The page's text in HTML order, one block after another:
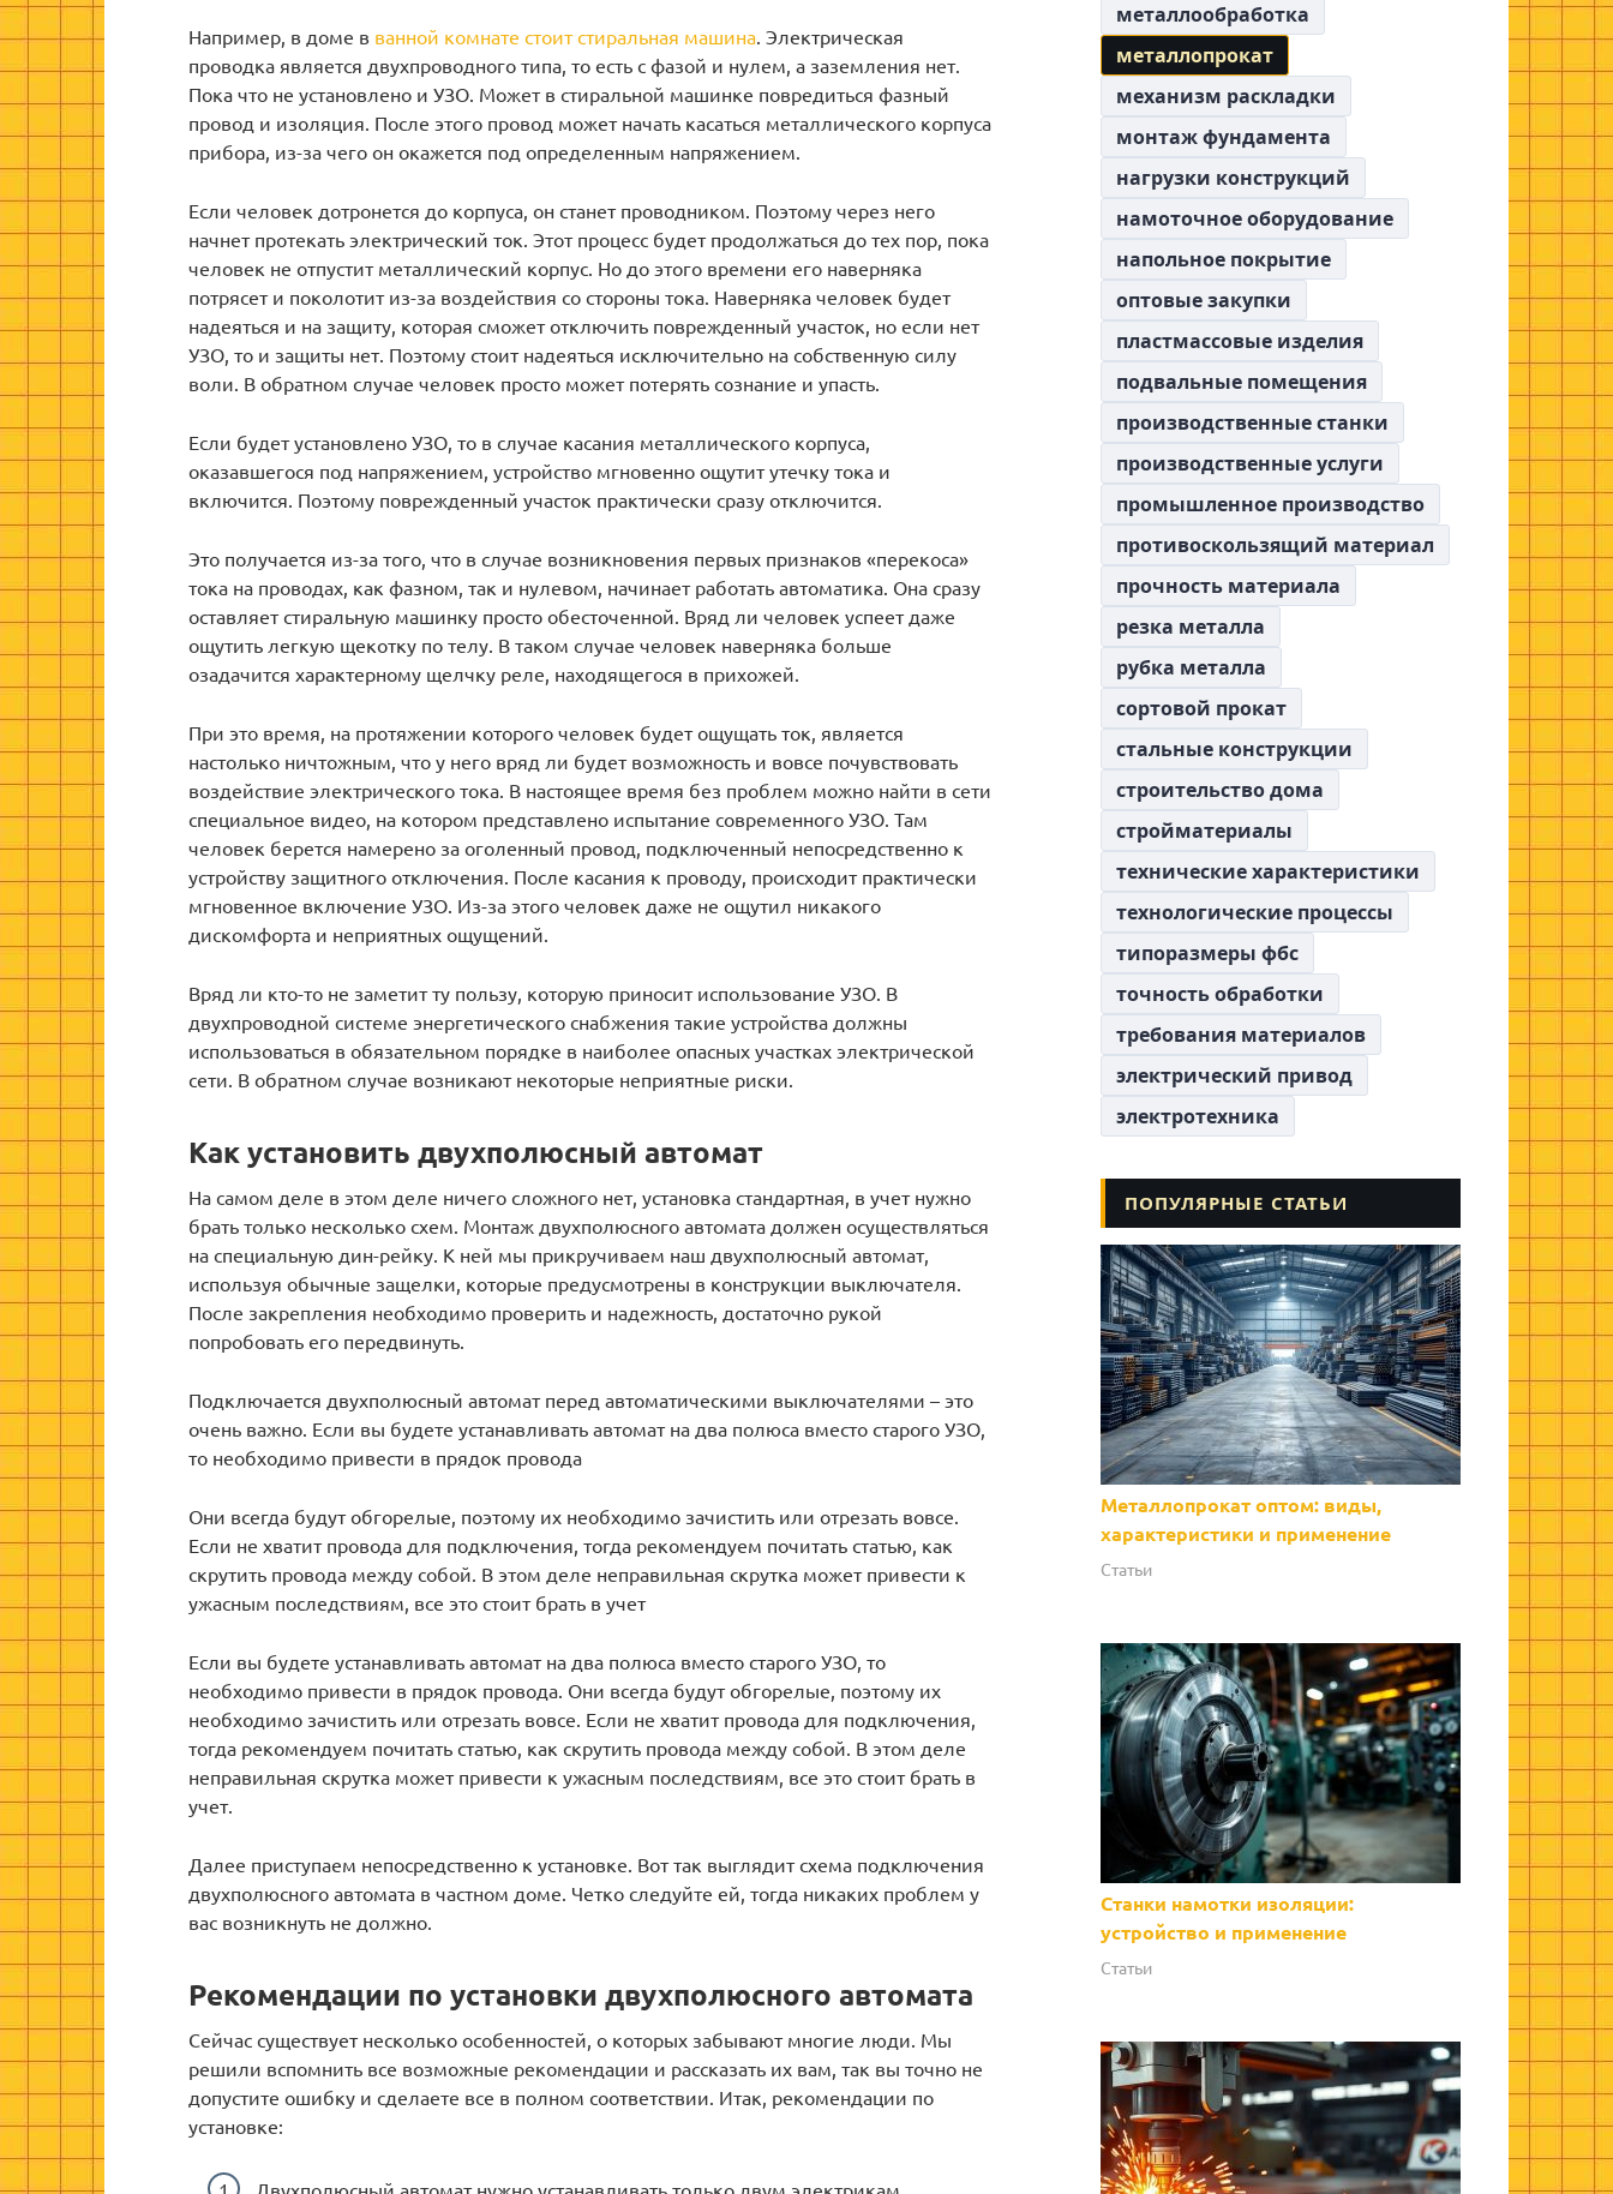
Например, в доме в ванной комнате стоит стиральная машина. Электрическая
проводка является двухпроводного типа, то есть с фазой и нулем, а заземления нет.
Пока что не установлено и УЗО. Может в стиральной машинке повредиться фазный
провод и изоляция. После этого провод может начать касаться металлического корпуса
прибора, из-за чего он окажется под определенным напряжением.
Если человек дотронется до корпуса, он станет проводником. Поэтому через него
начнет протекать электрический ток. Этот процесс будет продолжаться до тех пор, пока
человек не отпустит металлический корпус. Но до этого времени его наверняка
потрясет и поколотит из-за воздействия со стороны тока. Наверняка человек будет
надеяться и на защиту, которая сможет отключить поврежденный участок, но если нет
УЗО, то и защиты нет. Поэтому стоит надеяться исключительно на собственную силу
воли. В обратном случае человек просто может потерять сознание и упасть.
Если будет установлено УЗО, то в случае касания металлического корпуса,
оказавшегося под напряжением, устройство мгновенно ощутит утечку тока и
включится. Поэтому поврежденный участок практически сразу отключится.
Это получается из-за того, что в случае возникновения первых признаков «перекоса»
тока на проводах, как фазном, так и нулевом, начинает работать автоматика. Она сразу
оставляет стиральную машинку просто обесточенной. Вряд ли человек успеет даже
ощутить легкую щекотку по телу. В таком случае человек наверняка больше
озадачится характерному щелчку реле, находящегося в прихожей.
При это время, на протяжении которого человек будет ощущать ток, является
настолько ничтожным, что у него вряд ли будет возможность и вовсе почувствовать
воздействие электрического тока. В настоящее время без проблем можно найти в сети
специальное видео, на котором представлено испытание современного УЗО. Там
человек берется намерено за оголенный провод, подключенный непосредственно к
устройству защитного отключения. После касания к проводу, происходит практически
мгновенное включение УЗО. Из-за этого человек даже не ощутил никакого
дискомфорта и неприятных ощущений.
Вряд ли кто-то не заметит ту пользу, которую приносит использование УЗО. В
двухпроводной системе энергетического снабжения такие устройства должны
использоваться в обязательном порядке в наиболее опасных участках электрической
сети. В обратном случае возникают некоторые неприятные риски.
Как установить двухполюсный автомат
На самом деле в этом деле ничего сложного нет, установка стандартная, в учет нужно
брать только несколько схем. Монтаж двухполюсного автомата должен осуществляться
на специальную дин-рейку. К ней мы прикручиваем наш двухполюсный автомат,
используя обычные защелки, которые предусмотрены в конструкции выключателя.
После закрепления необходимо проверить и надежность, достаточно рукой
попробовать его передвинуть.
Подключается двухполюсный автомат перед автоматическими выключателями – это
очень важно. Если вы будете устанавливать автомат на два полюса вместо старого УЗО,
то необходимо привести в прядок провода
Они всегда будут обгорелые, поэтому их необходимо зачистить или отрезать вовсе.
Если не хватит провода для подключения, тогда рекомендуем почитать статью, как
скрутить провода между собой. В этом деле неправильная скрутка может привести к
ужасным последствиям, все это стоит брать в учет
Если вы будете устанавливать автомат на два полюса вместо старого УЗО, то
необходимо привести в прядок провода. Они всегда будут обгорелые, поэтому их
необходимо зачистить или отрезать вовсе. Если не хватит провода для подключения,
тогда рекомендуем почитать статью, как скрутить провода между собой. В этом деле
неправильная скрутка может привести к ужасным последствиям, все это стоит брать в
учет.
Далее приступаем непосредственно к установке. Вот так выглядит схема подключения
двухполюсного автомата в частном доме. Четко следуйте ей, тогда никаких проблем у
вас возникнуть не должно.
Рекомендации по установки двухполюсного автомата
Сейчас существует несколько особенностей, о которых забывают многие люди. Мы
решили вспомнить все возможные рекомендации и рассказать их вам, так вы точно не
допустите ошибку и сделаете все в полном соответствии. Итак, рекомендации по
установке:
металлообработка
металлопрокат
механизм раскладки
монтаж фундамента
нагрузки конструкций
намоточное оборудование
напольное покрытие
оптовые закупки
пластмассовые изделия
подвальные помещения
производственные станки
производственные услуги
промышленное производство
противоскользящий материал
прочность материала
резка металла
рубка металла
сортовой прокат
стальные конструкции
строительство дома
стройматериалы
технические характеристики
технологические процессы
типоразмеры фбс
точность обработки
требования материалов
электрический привод
электротехника
ПОПУЛЯРНЫЕ СТАТЬИ
Металлопрокат оптом: виды,
характеристики и применение
Статьи
Станки намотки изоляции:
устройство и применение
Статьи